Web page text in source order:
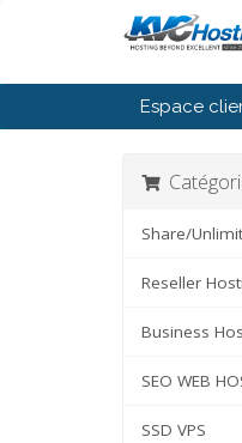
Espace
Share/
Reseller
Business
SEO WEB
SSD VPS